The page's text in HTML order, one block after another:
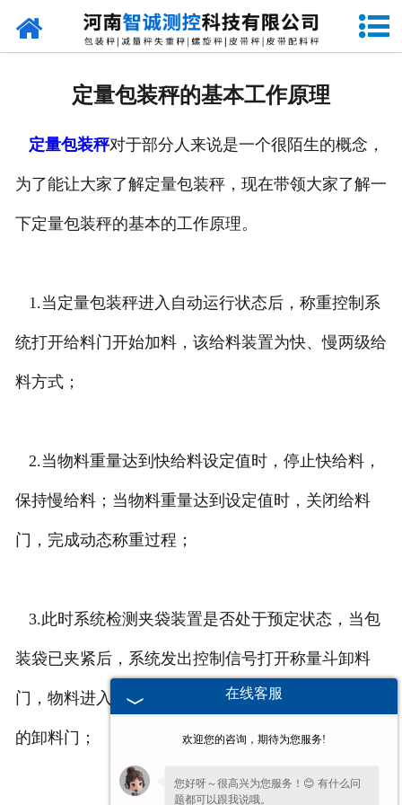
网站首页
企业视频
联系我们
定量包装秤的基本工作原理
定量包装秤对于部分人来说是一个很陌生的概念，
为了能让大家了解定量包装秤，现在带领大家了解一
下定量包装秤的基本的工作原理。
1.当定量包装秤进入自动运行状态后，称重控制系
统打开给料门开始加料，该给料装置为快、慢两级给
料方式；
2.当物料重量达到快给料设定值时，停止快给料，
保持慢给料；当物料重量达到设定值时，关闭给料
门，完成动态称重过程；
3.此时系统检测夹袋装置是否处于预定状态，当包
装袋已夹紧后，系统发出控制信号打开称量斗卸料
门，物料进入包装袋中，物料放完后自动关闭称量斗
的卸料门；
在线客服
欢迎您的咨询，期待为您服务!
您好呀～很高兴为您服务！😊 有什么问
题都可以跟我说哦。